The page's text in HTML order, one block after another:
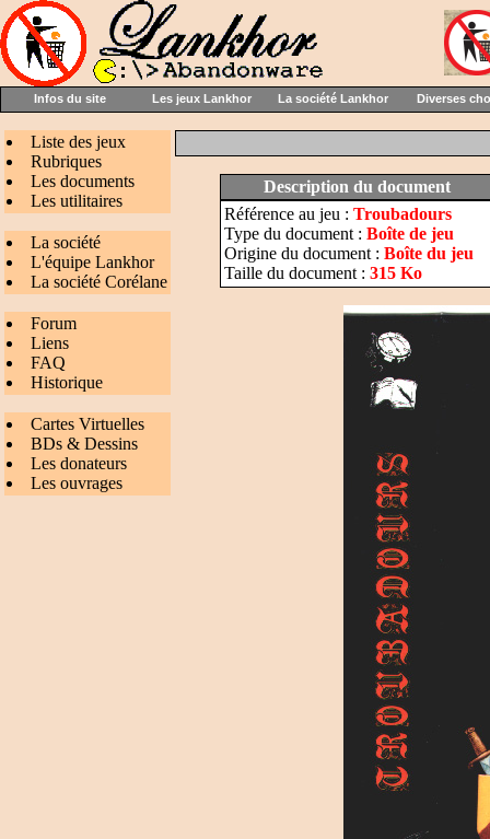
Infos du site Les jeux Lankhor La société Lankhor Diverses
Liste des jeux
Rubriques
Les documents
Les utilitaires
La société
L'équipe Lankhor
La société Corélane
Forum
Liens
FAQ
Historique
Cartes Virtuelles
BDs & Dessins
Les donateurs
Les ouvrages
Description du document
Référence au jeu : Troubadours
Type du document : Boîte de jeu
Origine du document : Boîte du jeu
Taille du document : 315 Ko